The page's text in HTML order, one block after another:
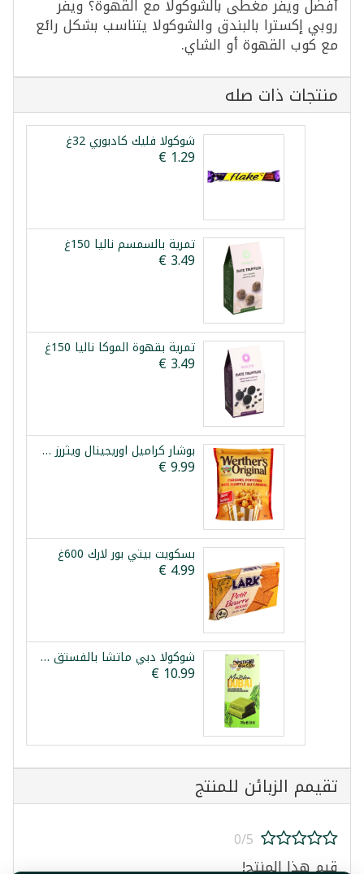
أفضل ويفر مغطى بالشوكولا مع القهوة؟ ويفر
روبي إكسترا بالبندق والشوكولا يتناسب بشكل رائع
مع كوب القهوة أو الشاي.
منتجات ذات صله
شوكولا فليك كادبوري 32غ
تمرية بالسمسم نالیا 150غ
تمرية بقهوة الموكا نالیا 150غ
بوشار كراميل اوريجينال ويثررز 624غ
بسكويت بيتي بور لارك 600غ
شوكولا دبي ماتشا بالفستق والكنافة بيستاشيو غوستو 200غ
تقيمم الزبائن للمنتج
0/5
قيم هذا المنتج!